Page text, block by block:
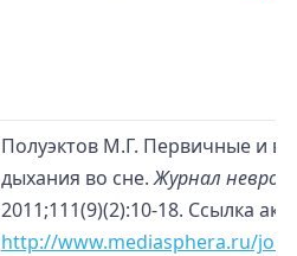
Полуэктов М.Г. Первичные и
дыхания во сне.Журнал
2011;111(9)(2):10-18. Ссылка
http://www.mediasphera.ru/